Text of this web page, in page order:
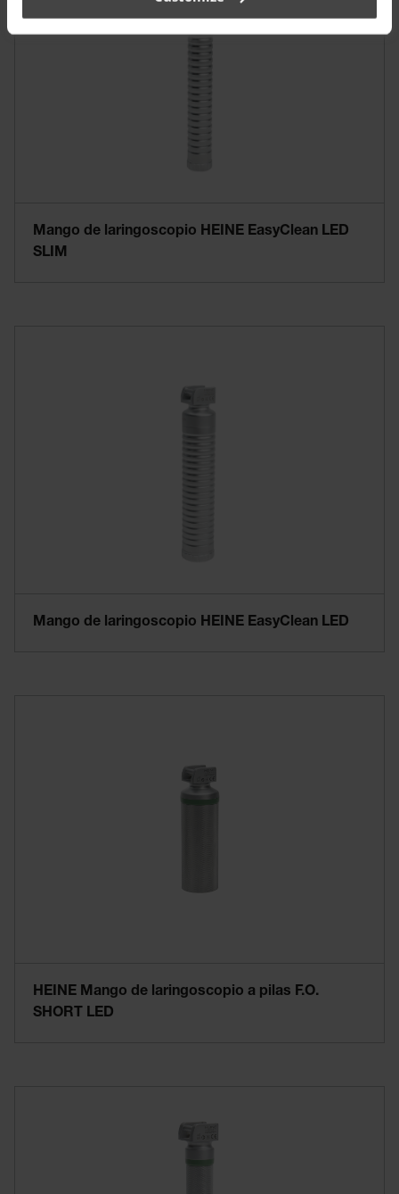
Mango de laringoscopio HEINE EasyClean LED
SLIM
Mango de laringoscopio HEINE EasyClean LED
HEINE Mango de laringoscopio a pilas F.O.
SHORT LED